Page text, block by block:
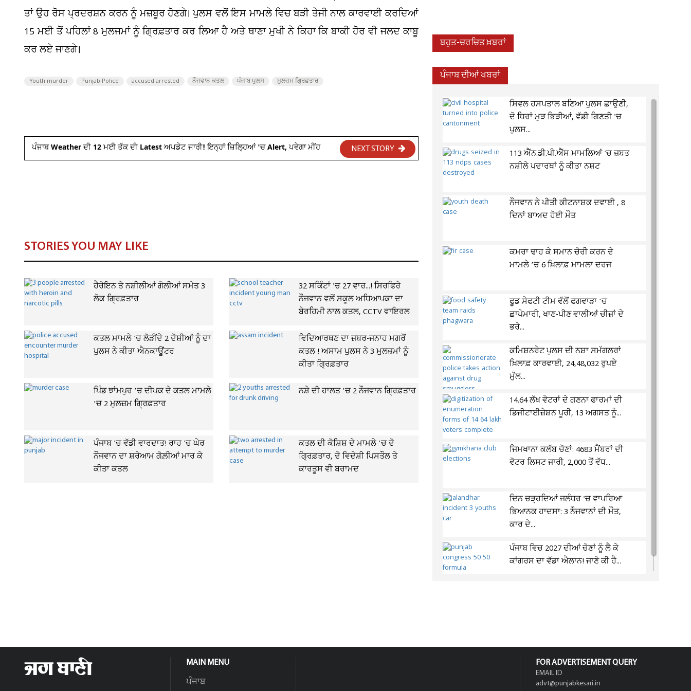
ਤਾਂ ਉਹ ਰੋਸ ਪ੍ਰਦਰਸ਼ਨ ਕਰਨ ਨੂੰ ਮਜ਼ਬੂਰ ਹੋਣਗੇ। ਪੁਲਸ ਵਲੋਂ ਇਸ ਮਾਮਲੇ ਵਿਚ ਬੜੀ ਤੇਜੀ ਨਾਲ ਕਾਰਵਾਈ ਕਰਦਿਆਂ
15 ਮਈ ਤੋਂ ਪਹਿਲਾਂ 8 ਮੁਲਜਮਾਂ ਨੂੰ ਗ੍ਰਿਫ਼ਤਾਰ ਕਰ ਲਿਆ ਹੈ ਅਤੇ ਥਾਣਾ ਮੁਖੀ ਨੇ ਕਿਹਾ ਕਿ ਬਾਕੀ ਹੋਰ ਵੀ ਜਲਦ ਕਾਬੂ
ਕਰ ਲਏ ਜਾਣਗੇ।
Youth murder Punjab Police accused arrested ਨੌਜਵਾਨ ਕਤਲ ਪੰਜਾਬ ਪੁਲਸ ਮੁਲਜ਼ਮ ਗ੍ਰਿਫ਼ਤਾਰ
ਪੰਜਾਬ Weather ਦੀ 12 ਮਈ ਤੱਕ ਦੀ Latest ਅਪਡੇਟ ਜਾਰੀ! ਇਨ੍ਹਾਂ ਜ਼ਿਲ੍ਹਿਆਂ 'ਚ Alert, ਪਵੇਗਾ ਮੀਂਹ NEXT STORY
STORIES YOU MAY LIKE
ਹੈਰੋਇਨ ਤੇ ਨਸ਼ੀਲੀਆਂ ਗੋਲੀਆਂ ਸਮੇਤ 3
ਲੋਕ ਗ੍ਰਿਫ਼ਤਾਰ
32 ਸਕਿੰਟਾਂ 'ਚ 27 ਵਾਰ...! ਸਿਰਫਿਰੇ
ਨੌਜਵਾਨ ਵਲੋਂ ਸਕੂਲ ਅਧਿਆਪਕਾ ਦਾ
ਬੇਰਹਿਮੀ ਨਾਲ ਕਤਲ, CCTV ਵਾਇਰਲ
ਕਤਲ ਮਾਮਲੇ 'ਚ ਲੋੜੀਂਦੇ 2 ਦੋਸ਼ੀਆਂ ਨੂੰ ਦਾ
ਪੁਲਸ ਨੇ ਕੀਤਾ ਐਨਕਾਊਂਟਰ
ਵਿਦਿਆਰਥਣ ਦਾ ਜ਼ਬਰ-ਜਨਾਹ ਮਗਰੋਂ
ਕਤਲ ! ਅਸਾਮ ਪੁਲਸ ਨੇ 3 ਮੁਲਜ਼ਮਾਂ ਨੂੰ
ਕੀਤਾ ਗ੍ਰਿਫ਼ਤਾਰ
ਪਿੰਡ ਝਾਂਮਪੁਰ ’ਚ ਦੀਪਕ ਦੇ ਕਤਲ ਮਾਮਲੇ
’ਚ 2 ਮੁਲਜ਼ਮ ਗ੍ਰਿਫ਼ਤਾਰ
ਨਸ਼ੇ ਦੀ ਹਾਲਤ ’ਚ 2 ਨੌਜਵਾਨ ਗ੍ਰਿਫ਼ਤਾਰ
ਪੰਜਾਬ 'ਚ ਵੱਡੀ ਵਾਰਦਾਤ! ਰਾਹ 'ਚ ਘੇਰ
ਨੌਜਵਾਨ ਦਾ ਸ਼ਰੇਆਮ ਗੋਲ਼ੀਆਂ ਮਾਰ ਕੇ
ਕੀਤਾ ਕਤਲ
ਕਤਲ ਦੀ ਕੋਸ਼ਿਸ਼ ਦੇ ਮਾਮਲੇ ’ਚ ਦੋ
ਗ੍ਰਿਫ਼ਤਾਰ, ਦੋ ਵਿਦੇਸ਼ੀ ਪਿਸਤੌਲ ਤੇ
ਕਾਰਤੂਸ ਵੀ ਬਰਾਮਦ
ਬਹੁਤ-ਚਰਚਿਤ ਖ਼ਬਰਾਂ
ਪੰਜਾਬ ਦੀਆਂ ਖਬਰਾਂ
ਸਿਵਲ ਹਸਪਤਾਲ ਬਣਿਆ ਪੁਲਸ ਛਾਉਣੀ,
ਦੋ ਧਿਰਾਂ ਮੁੜ ਭਿੜੀਆਂ, ਵੱਡੀ ਗਿਣਤੀ 'ਚ
ਪੁਲਸ...
113 ਐੱਨ.ਡੀ.ਪੀ.ਐੱਸ ਮਾਮਲਿਆਂ 'ਚ ਜ਼ਬਤ
ਨਸ਼ੀਲੇ ਪਦਾਰਥਾਂ ਨੂੰ ਕੀਤਾ ਨਸ਼ਟ
ਨੌਜਵਾਨ ਨੇ ਪੀਤੀ ਕੀਟਨਾਸ਼ਕ ਦਵਾਈ , 8
ਦਿਨਾਂ ਬਾਅਦ ਹੋਈ ਮੌਤ
ਕਮਰਾ ਢਾਹ ਕੇ ਸਮਾਨ ਚੋਰੀ ਕਰਨ ਦੇ
ਮਾਮਲੇ ’ਚ 6 ਖ਼ਿਲਾਫ਼ ਮਾਮਲਾ ਦਰਜ
ਫੂਡ ਸੇਫਟੀ ਟੀਮ ਵੱਲੋਂ ਫਗਵਾੜਾ ’ਚ
ਛਾਪੇਮਾਰੀ, ਖਾਣ-ਪੀਣ ਵਾਲੀਆਂ ਚੀਜ਼ਾਂ ਦੇ
ਭਰੇ...
ਕਮਿਸ਼ਨਰੇਟ ਪੁਲਸ ਦੀ ਨਸ਼ਾ ਸਮੱਗਲਰਾਂ
ਖ਼ਿਲਾਫ਼ ਕਾਰਵਾਈ, 24,48,032 ਰੁਪਏ
ਮੁੱਲ...
14.64 ਲੱਖ ਵੋਟਰਾਂ ਦੇ ਗਣਨਾ ਫਾਰਮਾਂ ਦੀ
ਡਿਜੀਟਾਈਜ਼ੇਸ਼ਨ ਪੂਰੀ, 13 ਅਗਸਤ ਨੂੰ...
ਜਿਮਖਾਨਾ ਕਲੱਬ ਚੋਣਾਂ: 4683 ਮੈਂਬਰਾਂ ਦੀ
ਵੋਟਰ ਲਿਸਟ ਜਾਰੀ, 2,000 ਤੋਂ ਵੱਧ...
ਦਿਨ ਚੜ੍ਹਦਿਆਂ ਜਲੰਧਰ 'ਚ ਵਾਪਰਿਆ
ਭਿਆਨਕ ਹਾਦਸਾ: 3 ਨੌਜਵਾਨਾਂ ਦੀ ਮੌਤ,
ਕਾਰ ਦੇ...
ਪੰਜਾਬ ਵਿਚ 2027 ਦੀਆਂ ਚੋਣਾਂ ਨੂੰ ਲੈ ਕੇ
ਕਾਂਗਰਸ ਦਾ ਵੱਡਾ ਐਲਾਨ! ਜਾਣੋ ਕੀ ਹੈ...
MAIN MENU
ਪੰਜਾਬ
FOR ADVERTISEMENT QUERY
EMAIL ID
advt@punjabkesari.in